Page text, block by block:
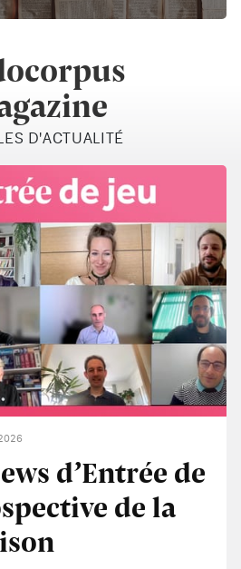
D'ACTUALITÉ
d’Entrée de
de la